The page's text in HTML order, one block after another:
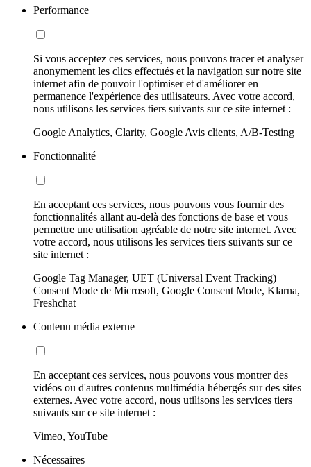
Performance
Si vous acceptez ces services, nous pouvons tracer et analyser
anonymement les clics effectués et la navigation sur notre site
internet afin de pouvoir l'optimiser et d'améliorer en
permanence l'expérience des utilisateurs. Avec votre accord,
nous utilisons les services tiers suivants sur ce site internet :
Google Analytics, Clarity, Google Avis clients, A/B-Testing
Fonctionnalité
En acceptant ces services, nous pouvons vous fournir des
fonctionnalités allant au-delà des fonctions de base et vous
permettre une utilisation agréable de notre site internet. Avec
votre accord, nous utilisons les services tiers suivants sur ce
site internet :
Google Tag Manager, UET (Universal Event Tracking)
Consent Mode de Microsoft, Google Consent Mode, Klarna,
Freshchat
Contenu média externe
En acceptant ces services, nous pouvons vous montrer des
vidéos ou d'autres contenus multimédia hébergés sur des sites
externes. Avec votre accord, nous utilisons les services tiers
suivants sur ce site internet :
Vimeo, YouTube
Nécessaires